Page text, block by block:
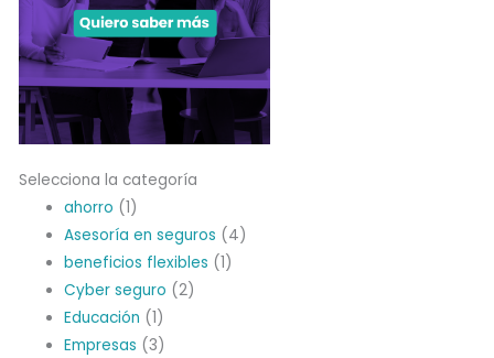
Selecciona la categoría
ahorro (1)
Asesoría en seguros (4)
beneficios flexibles (1)
Cyber seguro (2)
Educación (1)
Empresas (3)